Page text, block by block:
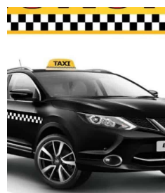
Skip
to